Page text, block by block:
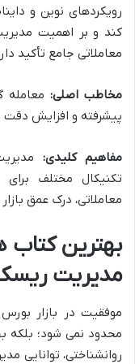
رویکردهای نوین و
کند و بر اهمیت
معاملاتی جامع تأکید
مخاطب اصلی: معامله
پیشرفته و افزایش
مفاهیم کلیدی:
تکنیکال مختلف
معاملاتی، درک عمق
بهترین کتاب
مدیریت
موفقیت در بازار
محدود نمی شود؛
روانشناختی، توانایی